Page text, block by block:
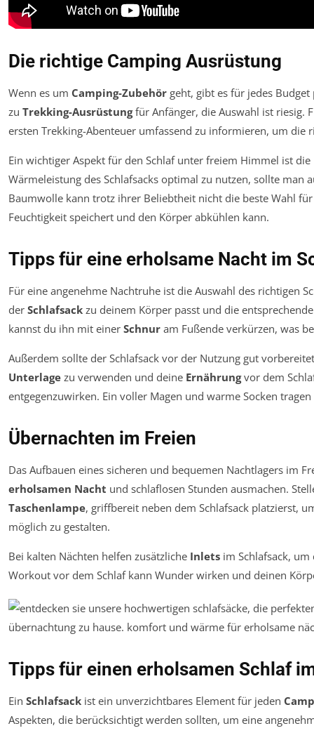
Die richtige Camping Ausrüstung
Wenn es um Camping-Zubehör geht, gibt es für jedes
zu Trekking-Ausrüstungfür Anfänger, die Auswahl ist riesig.
ersten Trekking-Abenteuer umfassend zu informieren, um die
Ein wichtiger Aspekt für den Schlaf unter freiem Himmel ist
Wärmeleistung des Schlafsacks optimal zu nutzen, sollte man
Baumwolle kann trotz ihrer Beliebtheit nicht die beste Wahl
Feuchtigkeit speichert und den Körper abkühlen kann.
Tipps für eine erholsame Nacht im
Für eine angenehme Nachtruhe ist die Auswahl des richtigen
der Schlafsack zu deinem Körper passt und die
kannst du ihn mit einer Schnur am Fußende verkürzen, was
Außerdem sollte der Schlafsack vor der Nutzung gut
Unterlage zu verwenden und deine Ernährungvor dem
entgegenzuwirken. Ein voller Magen und warme Socken
Übernachten im Freien
Das Aufbauen eines sicheren und bequemen Nachtlagers im
erholsamen Nacht und schlaflosen Stunden ausmachen.
Taschenlampe, griffbereit neben dem Schlafsack platzierst,
möglich zu gestalten.
Bei kalten Nächten helfen zusätzliche Inlets im Schlafsack,
Workout vor dem Schlaf kann Wunder wirken und deinen
Tipps für einen erholsamen Schlaf
Ein Schlafsack ist ein unverzichtbares Element für jeden
Aspekten, die berücksichtigt werden sollten, um eine